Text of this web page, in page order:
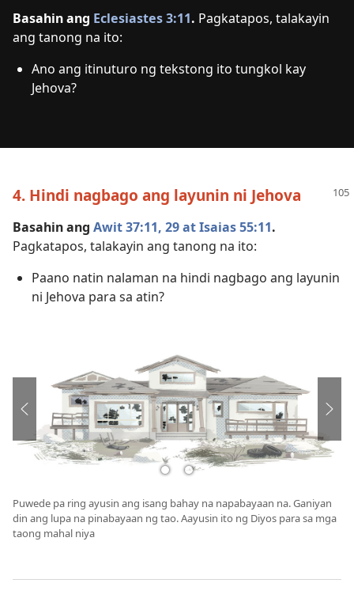
Basahin ang Eclesiastes 3:11. Pagkatapos, talakayin
ang tanong na ito:
Ano ang itinuturo ng tekstong ito tungkol kay
Jehova?
4. Hindi nagbago ang layunin ni Jehova
Basahin ang Awit 37:​11, 29 atIsaias 55:11.
Pagkatapos, talakayin ang tanong na ito:
Paano natin nalaman na hindi nagbago ang layunin
ni Jehova para sa atin?
Puwede pa ring ayusin ang isang bahay na napabayaan na. Ganiyan
din ang lupa na pinabayaan ng tao. Aayusin ito ng Diyos para sa mga
taong mahal niya